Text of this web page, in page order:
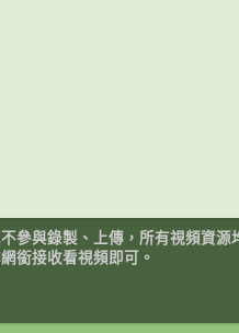
參與錄製、上傳，所有視頻資
銜接收看視頻即可。